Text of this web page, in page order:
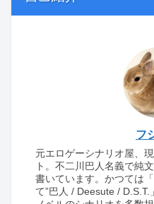
フ
元エロゲーシナリオ屋、
ト。不二川巴人名義で純
書いています。かつては
て”巴人 / Deesute /